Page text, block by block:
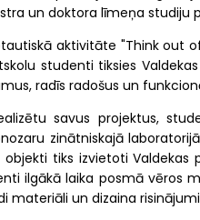
un doktora līmeņa studiju
aktivitāte "Think out
studenti tiksies
radīs radošus un
savus projektus,
zinātniskajā
objekti tiks izvietoti
ilgākā laika posmā vēros
materiāli un dizaina